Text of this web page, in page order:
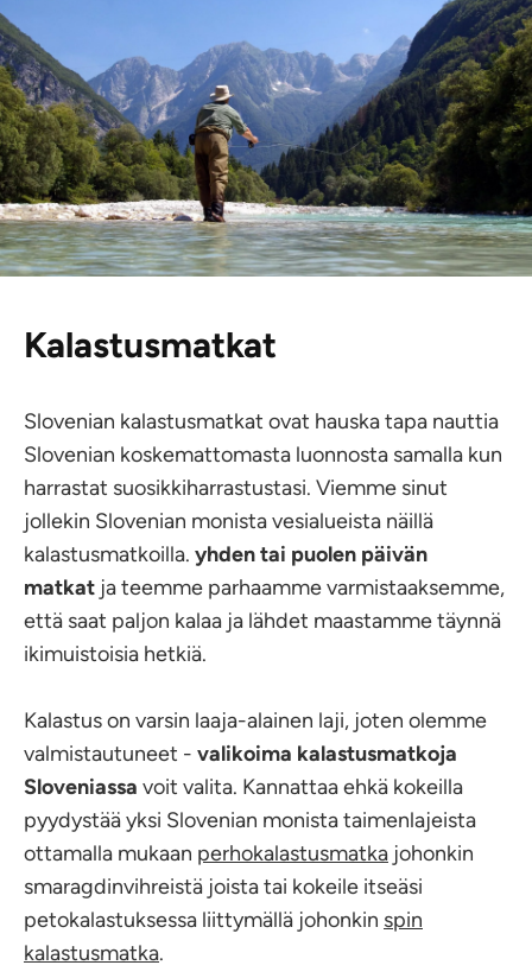
Kalastusmatkat
Slovenian kalastusmatkat ovat hauska tapa nauttia
Slovenian koskemattomasta luonnosta samalla kun
harrastat suosikkiharrastustasi. Viemme sinut
jollekin Slovenian monista vesialueista näillä
kalastusmatkoilla. yhden tai puolen päivän
matkat ja teemme parhaamme varmistaaksemme,
että saat paljon kalaa ja lähdet maastamme täynnä
ikimuistoisia hetkiä.
Kalastus on varsin laaja-alainen laji, joten olemme
valmistautuneet - valikoima kalastusmatkoja
Sloveniassa voit valita. Kannattaa ehkä kokeilla
pyydystää yksi Slovenian monista taimenlajeista
ottamalla mukaan perhokalastusmatka johonkin
smaragdinvihreistä joista tai kokeile itseäsi
petokalastuksessa liittymällä johonkin spin
kalastusmatka.